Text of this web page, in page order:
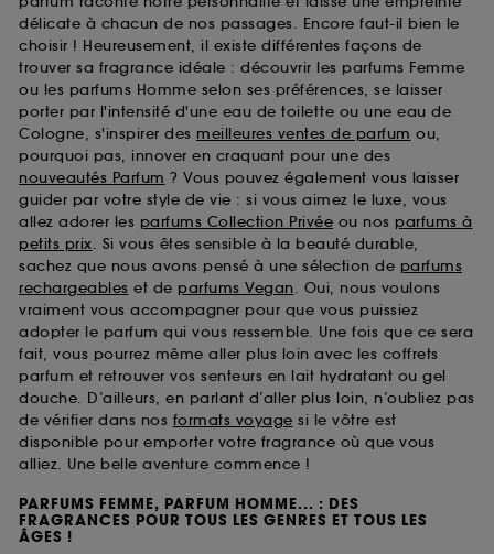
délicate à chacun de nos passages. Encore faut-il bien le
choisir ! Heureusement, il existe différentes façons de
trouver sa fragrance idéale : découvrir les parfums Femme
ou les parfums Homme selon ses préférences, se laisser
porter par l'intensité d'une eau de toilette ou une eau de
Cologne, s'inspirer des meilleures ventes de parfum ou,
pourquoi pas, innover en craquant pour une des
nouveautés Parfum ? Vous pouvez également vous laisser
guider par votre style de vie : si vous aimez le luxe, vous
allez adorer les parfums Collection Privée ou nos parfums à
petits prix. Si vous êtes sensible à la beauté durable,
sachez que nous avons pensé à une sélection de parfums
rechargeables et de parfums Vegan. Oui, nous voulons
vraiment vous accompagner pour que vous puissiez
adopter le parfum qui vous ressemble. Une fois que ce sera
fait, vous pourrez même aller plus loin avec les coffrets
parfum et retrouver vos senteurs en lait hydratant ou gel
douche. D’ailleurs, en parlant d’aller plus loin, n’oubliez pas
de vérifier dans nos formats voyage si le vôtre est
disponible pour emporter votre fragrance où que vous
alliez. Une belle aventure commence !
PARFUMS FEMME, PARFUM HOMME... : DES
FRAGRANCES POUR TOUS LES GENRES ET TOUS LES
ÂGES !